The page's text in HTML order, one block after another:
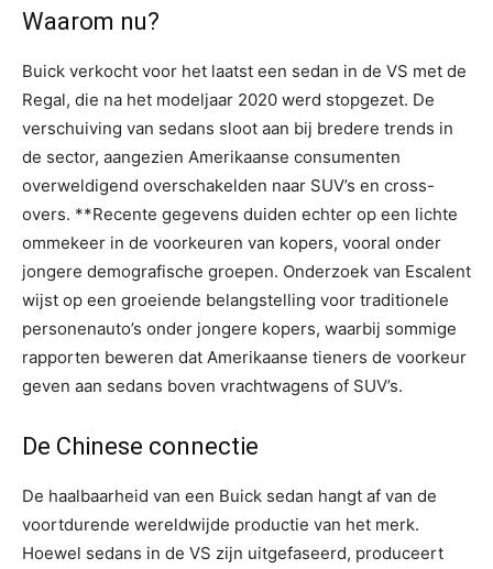
Waarom nu?
Buick verkocht voor het laatst een sedan in de VS met de
Regal, die na het modeljaar 2020 werd stopgezet. De
verschuiving van sedans sloot aan bij bredere trends in
de sector, aangezien Amerikaanse consumenten
overweldigend overschakelden naar SUV’s en cross-
overs. **Recente gegevens duiden echter op een lichte
ommekeer in de voorkeuren van kopers, vooral onder
jongere demografische groepen. Onderzoek van Escalent
wijst op een groeiende belangstelling voor traditionele
personenauto’s onder jongere kopers, waarbij sommige
rapporten beweren dat Amerikaanse tieners de voorkeur
geven aan sedans boven vrachtwagens of SUV’s.
De Chinese connectie
De haalbaarheid van een Buick sedan hangt af van de
voortdurende wereldwijde productie van het merk.
Hoewel sedans in de VS zijn uitgefaseerd, produceert